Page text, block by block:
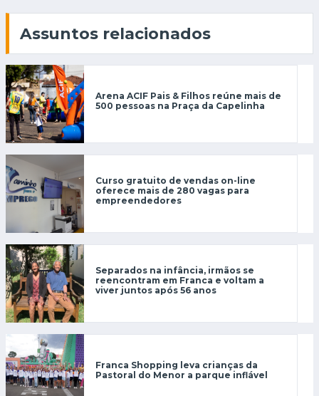
Assuntos relacionados
Arena ACIF Pais & Filhos reúne mais de
500 pessoas na Praça da Capelinha
Curso gratuito de vendas on-line
oferece mais de 280 vagas para
empreendedores
Separados na infância, irmãos se
reencontram em Franca e voltam a
viver juntos após 56 anos
Franca Shopping leva crianças da
Pastoral do Menor a parque inflável